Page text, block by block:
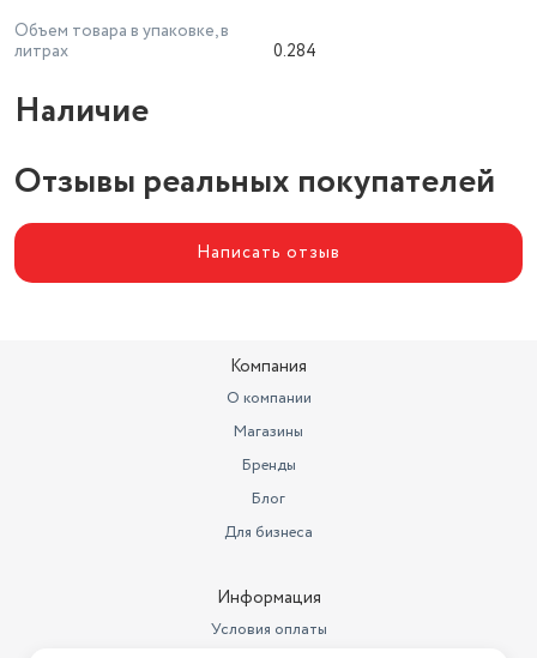
Объем товара в упаковке, в
литрах
0.284
Наличие
Отзывы реальных покупателей
Написать отзыв
Компания
О компании
Магазины
Бренды
Блог
Для бизнеса
Информация
Условия оплаты